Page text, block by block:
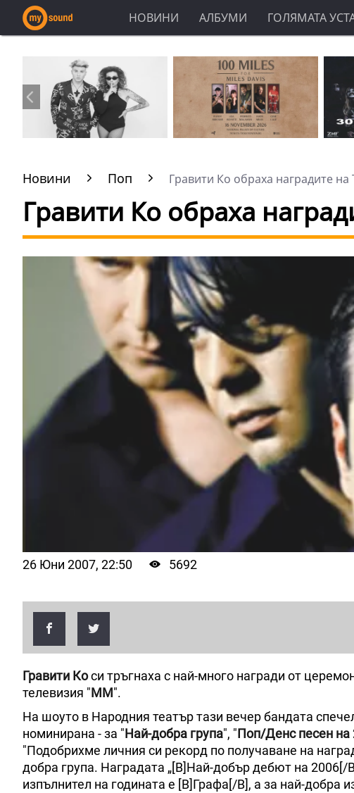
НОВИНИ АЛБУМИ ГОЛЯМАТА
Новини Поп Гравити Ко обраха наградите
Гравити Ко обраха
26 Юни 2007, 22:50 5692
Гравити Коси тръгнаха с най-много награди от
телевизия "ММ".
На шоуто в Народния театър тази вечер бандата
номинирана - за "Най-добра група", "Поп/Денс песен на
"Подобрихме личния си рекорд по получаване на
добра група. Наградата „[B]Най-добър дебют на
изпълнител на годината е [B]Графа[/B], а за най-добра